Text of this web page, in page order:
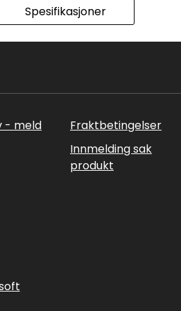
Spesifikasjoner
- meld
Fraktbetingelser
Innmelding sak
produkt